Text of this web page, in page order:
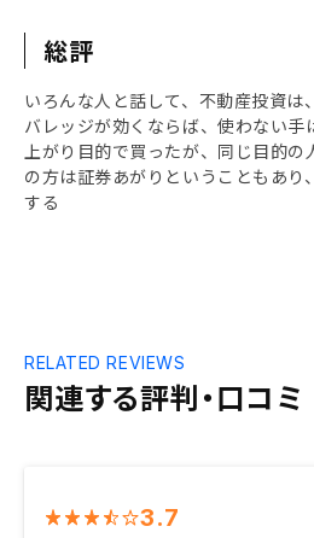
総評
いろんな人と話して、不動産投資は
バレッジが効くならば、使わない手
上がり目的で買ったが、同じ目的の
の方は証券あがりということもあり
する
関連する評判・口コミ
RELATED REVIEWS
3.7